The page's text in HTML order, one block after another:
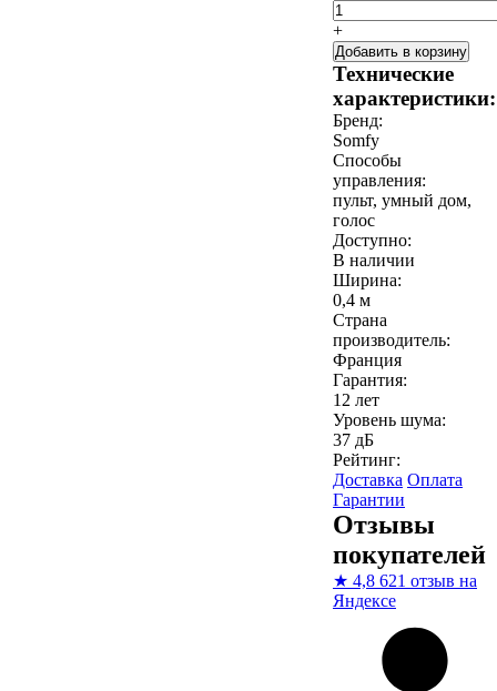
+
Добавить в корзину
Технические
характеристики:
Бренд:
Somfy
Способы
управления:
пульт, умный дом,
голос
Доступно:
В наличии
Ширина:
0,4 м
Страна
производитель:
Франция
Гарантия:
12 лет
Уровень шума:
37 дБ
Рейтинг:
Доставка Оплата
Гарантии
Отзывы
покупателей
★ 4,8 621 отзыв на
Яндексе